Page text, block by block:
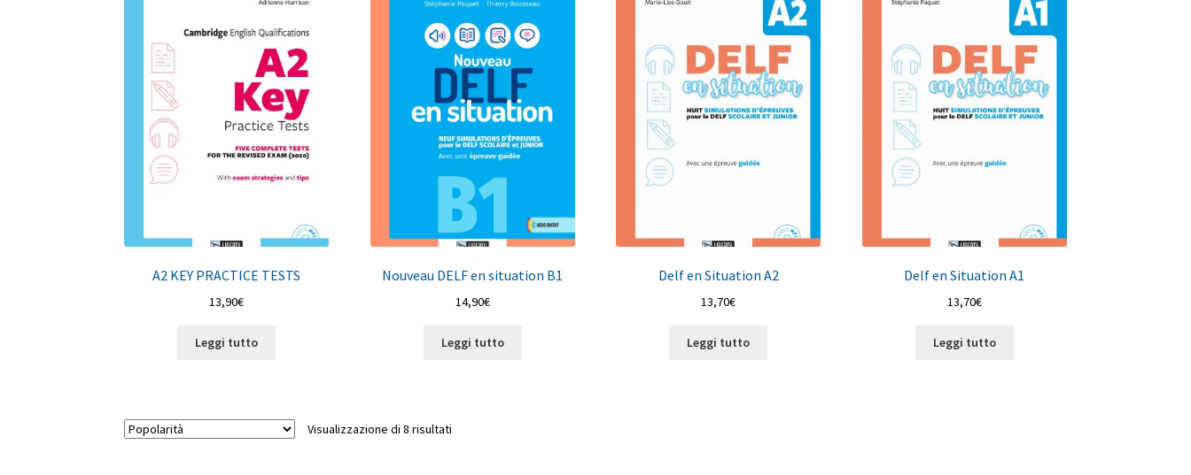
A2 KEY PRACTICE TESTS
13,90€
Leggi tutto
Nouveau DELF en situation B1
14,90€
Leggi tutto
Delf en Situation A2
13,70€
Leggi tutto
Delf en Situation A1
13,70€
Leggi tutto
Visualizzazione di 8 risultati